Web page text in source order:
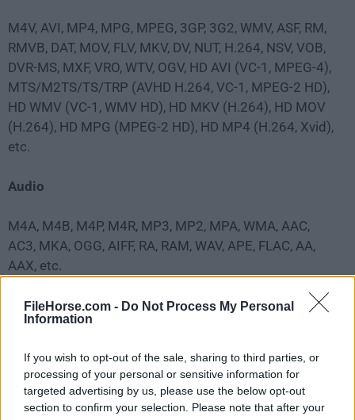
FileHorse.com - Do Not Process My Personal
Information
If you wish to opt-out of the sale, sharing to third parties, or
processing of your personal or sensitive information for
targeted advertising by us, please use the below opt-out
section to confirm your selection. Please note that after your
M4V, AVI, MP4, MPG, MPEG, 3GP, 3G2, WMV, ASF, RM,
RMVB, DAT, MOV, FLV, MKV, DV, NUT, H.264, NSV, VOB,
DVR-MS, MXF, VRO, WTV, OGV, HD AVI (VC-1, MPEG-4),
MTS/M2TS/TS/TRP (AVHD H.264, VC-1, MPEG-2 HD),
HD WMV (VC-1, WMV HD), HD MKV (H.264), HD MOV
(H.264), HD MPG (MPEG-2 HD), HD MP4 (H.264, Xvid),
etc.
Audio
M4A, M4B, M4P, M4R, MP3, MP2, MPA, WMA, AAC,
AC3, MKA, OGG, AIFF, RA, RAM, WAV, APE, FLAC, AA,
AAX, etc.
Preguntas frecuentes
versión completa?
La versión de prueba gratuita tiene todas las mismas